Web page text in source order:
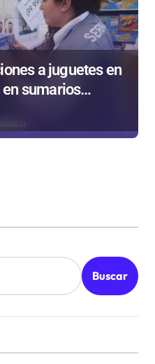
a juguetes en
sumarios
Buscar